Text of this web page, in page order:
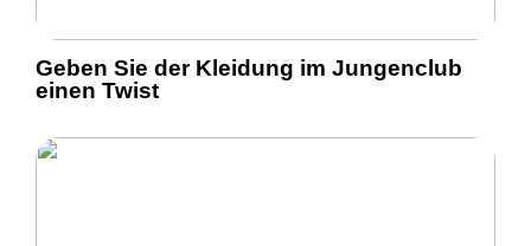
Geben Sie der Kleidung im Jungenclub
einen Twist